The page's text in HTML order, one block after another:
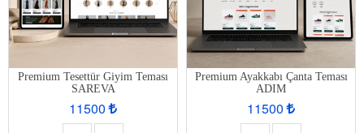
Premium Tesettür Giyim Teması
SAREVA
11500
Premium Ayakkabı Çanta Teması
ADIM
11500